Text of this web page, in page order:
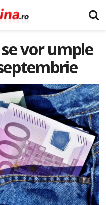
vor umple